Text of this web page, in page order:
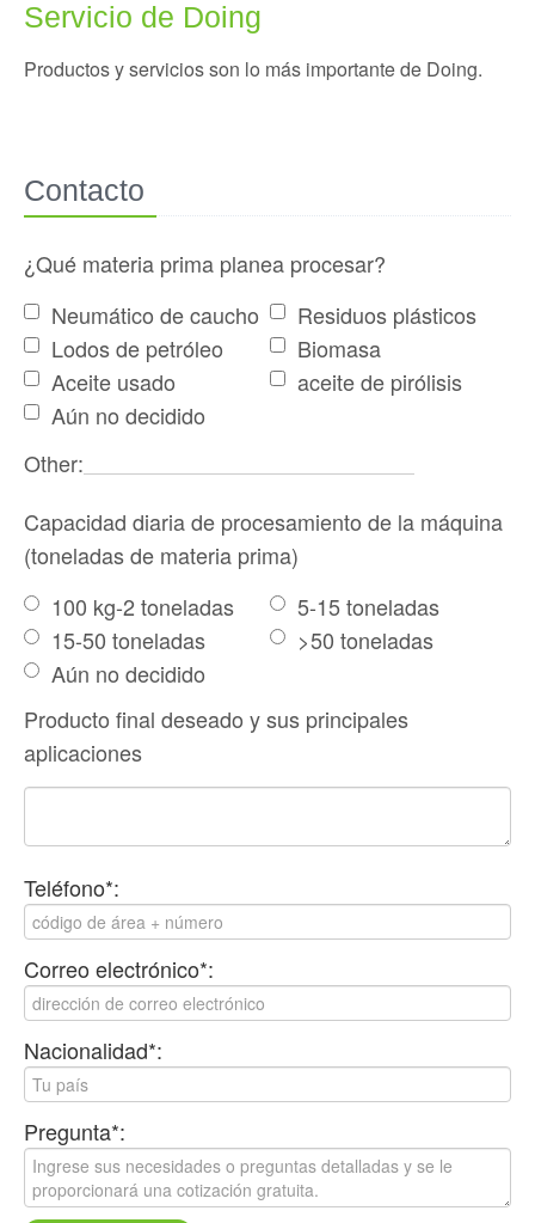
Servicio de Doing
Productos y servicios son lo más importante de Doing.
Contacto
¿Qué materia prima planea procesar?
Neumático de caucho
Residuos plásticos
Lodos de petróleo
Biomasa
Aceite usado
aceite de pirólisis
Aún no decidido
Other:
Capacidad diaria de procesamiento de la máquina
(toneladas de materia prima)
100 kg-2 toneladas
5-15 toneladas
15-50 toneladas
>50 toneladas
Aún no decidido
Producto final deseado y sus principales
aplicaciones
Teléfono*:
Correo electrónico*:
Nacionalidad*:
Pregunta*: